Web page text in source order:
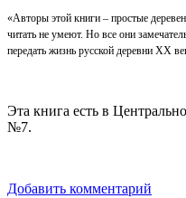
«Авторы этой книги – простые
читать не умеют. Но все они
передать жизнь русской деревни XX
Эта книга есть в
№7.
Добавить комментарий